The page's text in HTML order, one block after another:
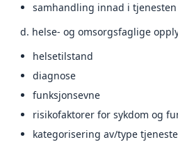
samhandling innad i tjenesten
d. helse- og omsorgsfaglige
helsetilstand
diagnose
funksjonsevne
risikofaktorer for sykdom og
kategorisering av/type